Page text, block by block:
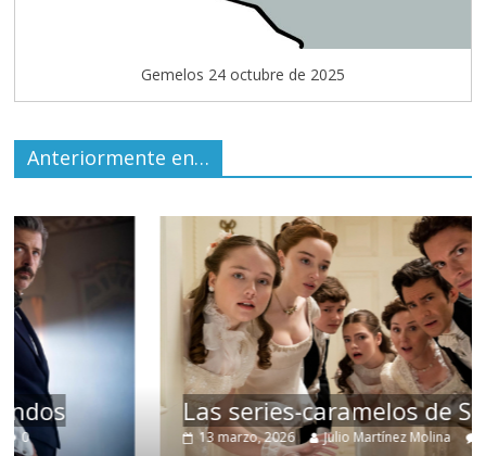
Gemelos 24 octubre de 2025
Anteriormente en…
Las series-caramelos de Shondaland
13 marzo, 2026 Julio Martínez Molina 0